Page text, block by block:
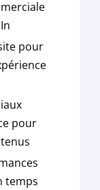
pour
pour
temps